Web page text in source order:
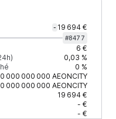
- 19 694 €
#8477
6 €
0,03 %
0 %
000 000 000 AEONCITY
000 000 000 AEONCITY
19 694 €
- €
- €